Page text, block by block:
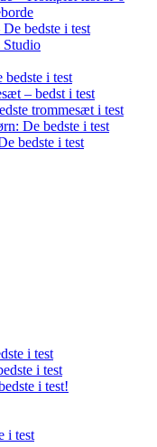
bedste i test
Studio
i test
– bedst i test
trommesæt i test
De bedste i test
bedste i test
i test
i test
i test!
i test